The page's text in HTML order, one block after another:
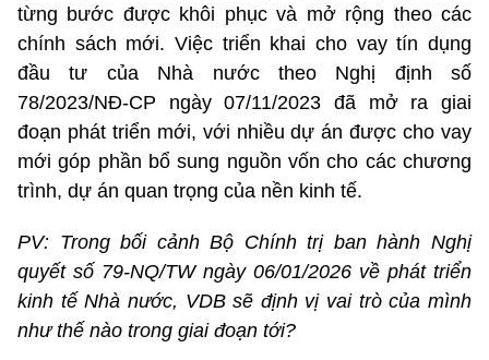
từng bước được khôi phục và mở rộng theo các
chính sách mới. Việc triển khai cho vay tín dụng
đầu tư của Nhà nước theo Nghị định số
78/2023/NĐ-CP ngày 07/11/2023 đã mở ra giai
đoạn phát triển mới, với nhiều dự án được cho vay
mới góp phần bổ sung nguồn vốn cho các chương
trình, dự án quan trọng của nền kinh tế.
PV: Trong bối cảnh Bộ Chính trị ban hành Nghị
quyết số 79-NQ/TW ngày 06/01/2026 về phát triển
kinh tế Nhà nước, VDB sẽ định vị vai trò của mình
như thế nào trong giai đoạn tới?